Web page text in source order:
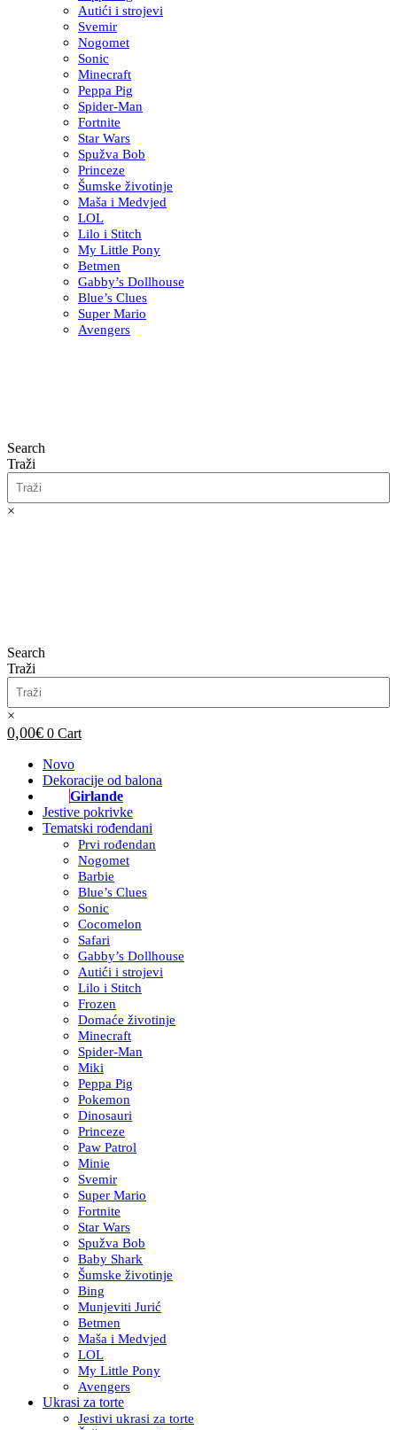
Autići i strojevi
Svemir
Nogomet
Sonic
Minecraft
Peppa Pig
Spider-Man
Fortnite
Star Wars
Spužva Bob
Princeze
Šumske životinje
Maša i Medvjed
LOL
Lilo i Stitch
My Little Pony
Betmen
Gabby’s Dollhouse
Blue’s Clues
Super Mario
Avengers
Search
Traži
×
Search
Traži
×
0,00€ 0 Cart
Novo
Dekoracije od balona
Girlande
Jestive pokrivke
Tematski rođendani
Prvi rođendan
Nogomet
Barbie
Blue’s Clues
Sonic
Cocomelon
Safari
Gabby’s Dollhouse
Autići i strojevi
Lilo i Stitch
Frozen
Domaće životinje
Minecraft
Spider-Man
Miki
Peppa Pig
Pokemon
Dinosauri
Princeze
Paw Patrol
Minie
Svemir
Super Mario
Fortnite
Star Wars
Spužva Bob
Baby Shark
Šumske životinje
Bing
Munjeviti Jurić
Betmen
Maša i Medvjed
LOL
My Little Pony
Avengers
Ukrasi za torte
Jestivi ukrasi za torte